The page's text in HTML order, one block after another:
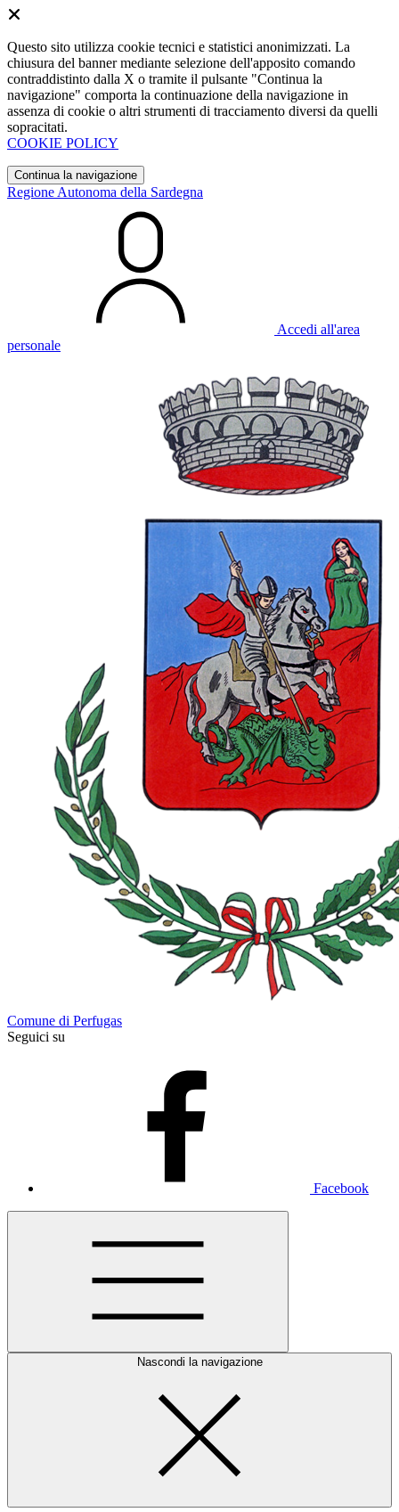
Questo sito utilizza cookie tecnici e statistici anonimizzati. La
chiusura del banner mediante selezione dell'apposito comando
contraddistinto dalla X o tramite il pulsante "Continua la
navigazione" comporta la continuazione della navigazione in
assenza di cookie o altri strumenti di tracciamento diversi da quelli
sopracitati.
COOKIE POLICY
Continua la navigazione
Regione Autonoma della Sardegna
Accedi all'area
personale
Comune di Perfugas
Seguici su
Facebook
Nascondi la navigazione